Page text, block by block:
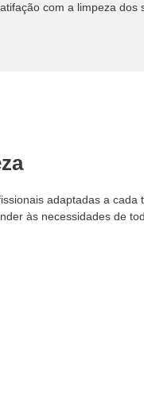
com a limpeza dos
adaptadas a cada
às necessidades de